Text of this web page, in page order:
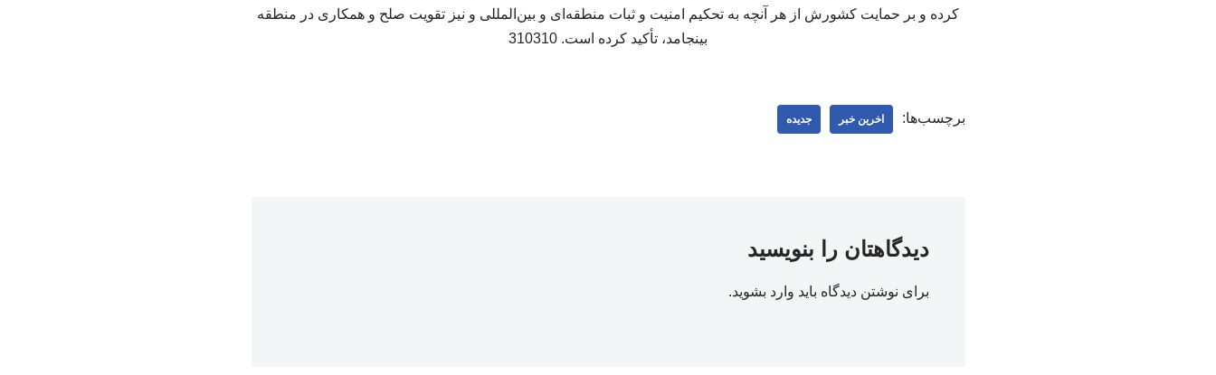
کرده و بر حمایت کشورش از هر آنچه به تحکیم امنیت و ثبات منطقه‌ای و بین‌المللی و نیز تقویت صلح و همکاری در منطقه
بینجامد، تأکید کرده است. 310310
برچسب‌ها: اخرین خبر جدیده
دیدگاهتان را بنویسید
برای نوشتن دیدگاه باید وارد بشوید.